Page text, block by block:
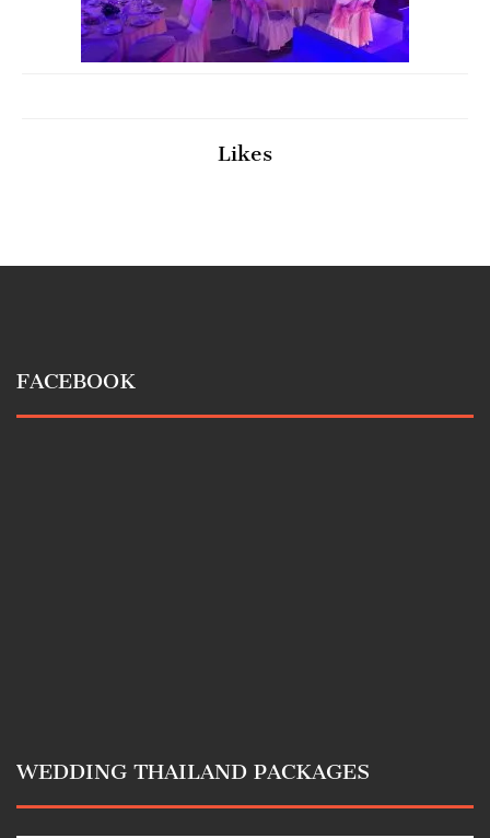
Likes
FACEBOOK
WEDDING THAILAND PACKAGES